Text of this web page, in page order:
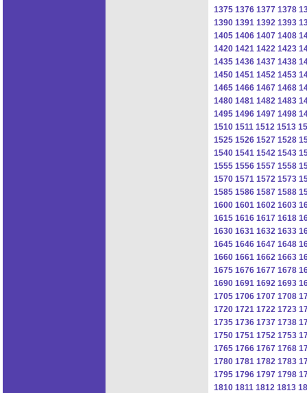
1375 1376 1377 1378
1390 1391 1392 1393
1405 1406 1407 1408
1420 1421 1422 1423
1435 1436 1437 1438
1450 1451 1452 1453
1465 1466 1467 1468
1480 1481 1482 1483
1495 1496 1497 1498
1510 1511 1512 1513
1525 1526 1527 1528
1540 1541 1542 1543
1555 1556 1557 1558
1570 1571 1572 1573
1585 1586 1587 1588
1600 1601 1602 1603
1615 1616 1617 1618
1630 1631 1632 1633
1645 1646 1647 1648
1660 1661 1662 1663
1675 1676 1677 1678
1690 1691 1692 1693
1705 1706 1707 1708
1720 1721 1722 1723
1735 1736 1737 1738
1750 1751 1752 1753
1765 1766 1767 1768
1780 1781 1782 1783
1795 1796 1797 1798
1810 1811 1812 1813